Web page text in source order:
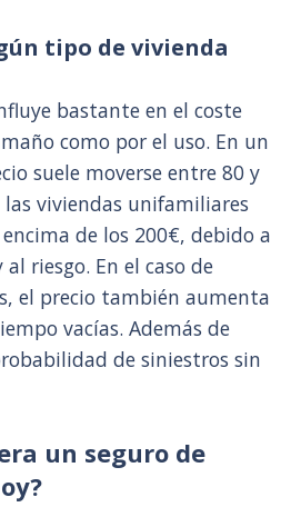
tipo de vivienda
bastante en el coste
como por el uso. En un
suele moverse entre 80 y
las viviendas unifamiliares
de los 200€, debido a
riesgo. En el caso de
el precio también aumenta
vacías. Además de
de siniestros sin
un seguro de